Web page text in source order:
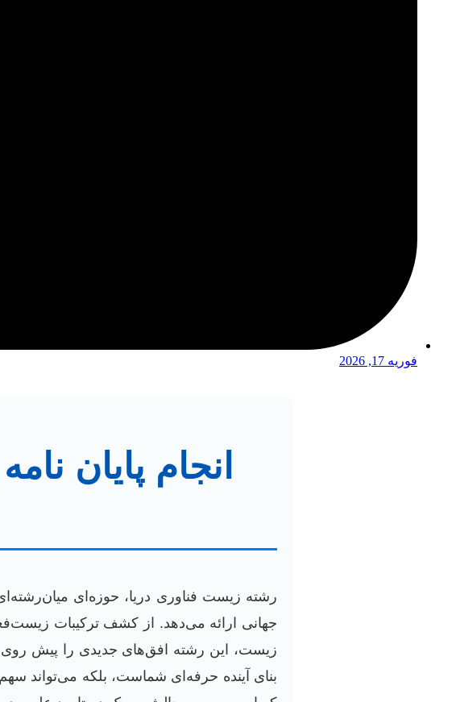
فوریه 17, 2026
انجام پایان
رشته زیست فناوری دریا، حوزه‌ای
جهانی ارائه می‌دهد. از کشف ترکیبات
زیست، این رشته افق‌های جدیدی را پیش روی
بنای آینده حرفه‌ای شماست، بلکه می‌تواند